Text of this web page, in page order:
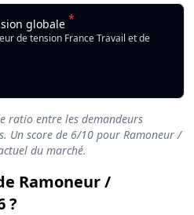
globale *
de tension France Travail et de
ratio entre les demandeurs
Un score de 6/10 pour Ramoneur /
du marché.
Ramoneur /
?